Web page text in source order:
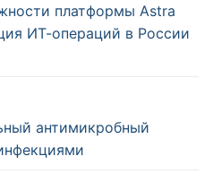
платформы Astra
ИТ-операций в России
антимикробный